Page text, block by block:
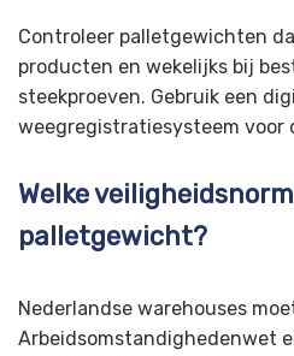
Controleer palletgewichten
producten en wekelijks bij
steekproeven. Gebruik een
weegregistratiesysteem voor
Welke
palletgewicht?
Nederlandse warehouses
Arbeidsomstandighedenwet